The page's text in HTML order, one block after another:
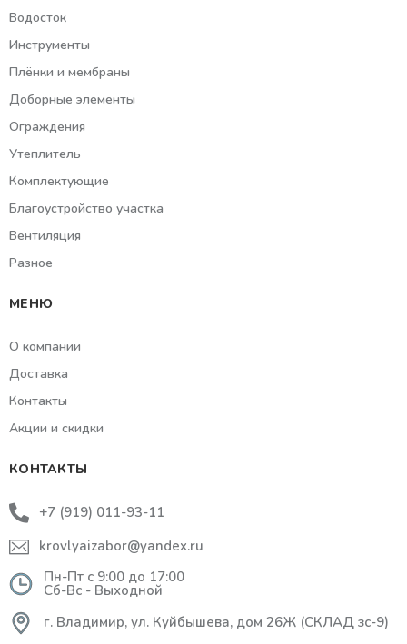
Водосток
Инструменты
Плёнки и мембраны
Доборные элементы
Ограждения
Утеплитель
Комплектующие
Благоустройство участка
Вентиляция
Разное
МЕНЮ
О компании
Доставка
Контакты
Акции и скидки
КОНТАКТЫ
+7 (919) 011-93-11
krovlyaizabor@yandex.ru
Пн-Пт с 9:00 до 17:00
Сб-Вс - Выходной
г. Владимир, ул. Куйбышева, дом 26Ж (СКЛАД зс-9)